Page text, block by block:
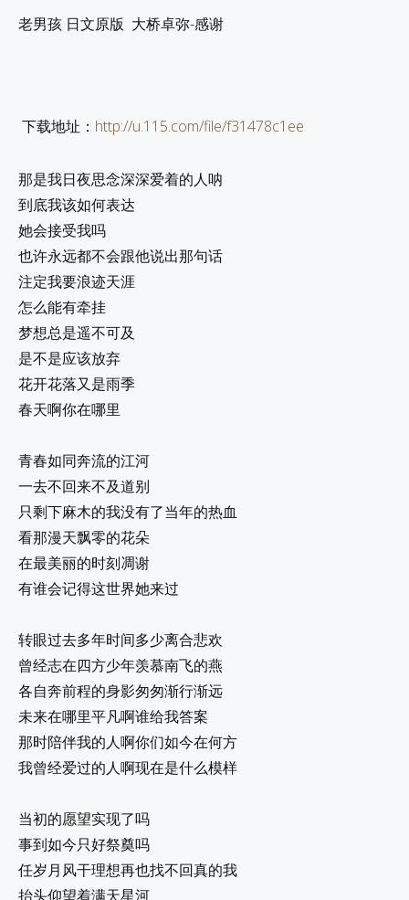
老男孩 日文原版 大桥卓弥-感谢
下载地址： http://u.115.com/file/f31478c1ee
那是我日夜思念深深爱着的人呐
到底我该如何表达
她会接受我吗
也许永远都不会跟他说出那句话
注定我要浪迹天涯
怎么能有牵挂
梦想总是遥不可及
是不是应该放弃
花开花落又是雨季
春天啊你在哪里
青春如同奔流的江河
一去不回来不及道别
只剩下麻木的我没有了当年的热血
看那漫天飘零的花朵
在最美丽的时刻凋谢
有谁会记得这世界她来过
转眼过去多年时间多少离合悲欢
曾经志在四方少年羡慕南飞的燕
各自奔前程的身影匆匆渐行渐远
未来在哪里平凡啊谁给我答案
那时陪伴我的人啊你们如今在何方
我曾经爱过的人啊现在是什么模样
当初的愿望实现了吗
事到如今只好祭奠吗
任岁月风干理想再也找不回真的我
抬头仰望着满天星河